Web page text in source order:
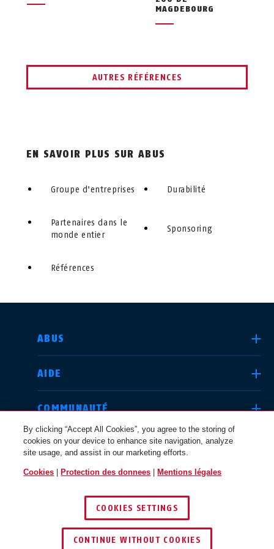
MAGDEBOURG
AUTRES RÉFÉRENCES
EN SAVOIR PLUS SUR ABUS
Groupe d'entreprises
Partenaires dans le
monde entier
Références
Durabilité
Sponsoring
ABUS
AIDE
COMMUNAUTÉ
QUESTIONS JURIDIQUES
© 2026 ABUS
CHOISIR UN PAYS
Deutschland
Canada
Österreich
By clicking “Accept All Cookies”, you agree to the storing of
cookies on your device to enhance site navigation, analyze
site usage, and assist in our marketing efforts.
Cookies Protection des donnees Mentions légales
COOKIES SETTINGS
CONTINUE WITHOUT COOKIES